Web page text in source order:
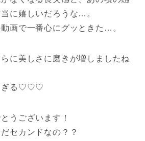
に嬉しいだろうな…。
画で一番心にグッときた…。
に美しさに磨きが増しましたね
ぎる♡♡♡
うございます！
セカンドなの？？